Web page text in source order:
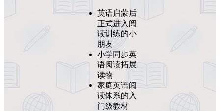
英语启蒙后
正式进入阅
读训练的小
朋友
小学同步英
语阅读拓展
读物
家庭英语阅
读体系的入
门级教材